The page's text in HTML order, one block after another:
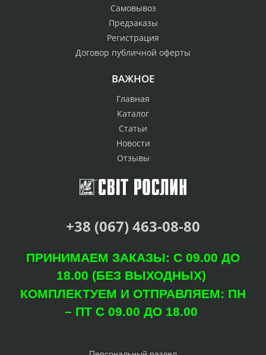
Самовывоз
Предзаказы
Регистрация
Договор публичной оферты
ВАЖНОЕ
Главная
Каталог
Статьи
Новости
Отзывы
+38 (067) 463-08-80
ПРИНИМАЕМ ЗАКАЗЫ: С 09.00 ДО
18.00 (БЕЗ ВЫХОДНЫХ)
КОМПЛЕКТУЕМ И ОТПРАВЛЯЕМ: ПН
– ПТ С 09.00 ДО 18.00